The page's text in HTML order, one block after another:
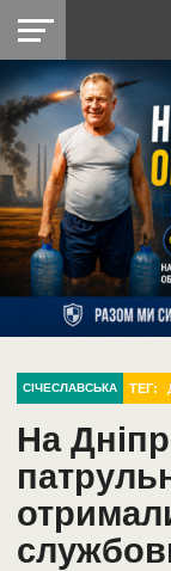
НІКОПОЛЬ
РАЙОН
СІЧЕСЛАВСЬКА
УКРАЇНА
РЕТРО
НІКОПОЛЬ
ЛАЙТ
УКРАЇНА
ДОПОМОГА
РАДІО
СІЧЕСЛАВСЬКА ТЕГ:
На